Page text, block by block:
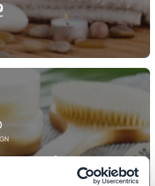
i menyen